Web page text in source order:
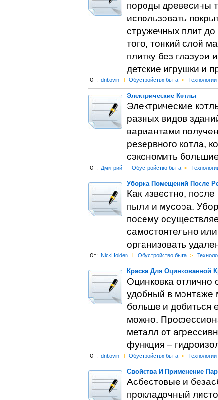
породы древесины
использовать
стружечных плит
того, тонкий слой
плитку без глазури
детские игрушки и
От: dnbovin l Обустройство быта >
Электрические Котлы
Электрические
разных видов
вариантами
резервного котла,
сэкономить
От: Дмитрий l Обустройство быта >
Уборка Помещений После
Как известно,
пыли и мусора.
посему
самостоятельно
организовать
От: NickHolden l Обустройство быта >
Краска Для Оцинкованной
Оцинковка отлично
удобный в монтаже
больше и добиться
можно.
металл от
функция –
От: dnbovin l Обустройство быта >
Свойства И Применение
Асбестовые и
прокладочный